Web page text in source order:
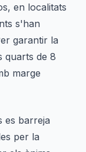
en localitats
s'han
garantir la
quarts de 8
marge
es barreja
per la